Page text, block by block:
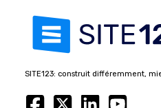
SITE123: construit différemment,